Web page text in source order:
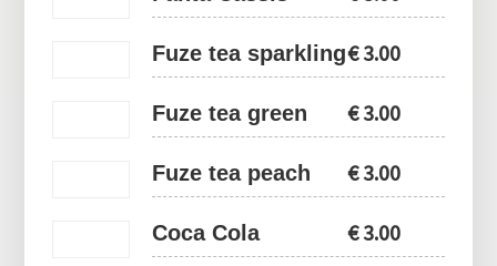
Fuze tea sparkling€3.00
Fuze tea green €3.00
Fuze tea peach €3.00
Coca Cola €3.00